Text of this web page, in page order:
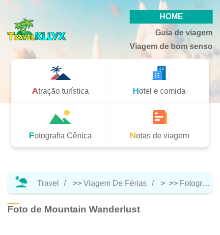
HOME
Guia de viagem
Viagem de bom senso
Atração turística Hotel e comida
Fotografia Cênica Notas de viagem
Travel >> Viagem De Férias > >> Fotografia Cênica
Foto de Mountain Wanderlust